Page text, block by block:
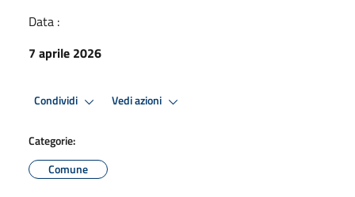
Data :
7 aprile 2026
Condividi Vedi azioni
Categorie:
Comune